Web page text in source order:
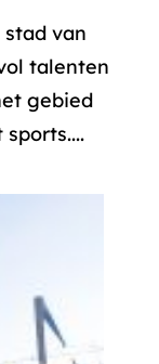
van
talenten
gebied